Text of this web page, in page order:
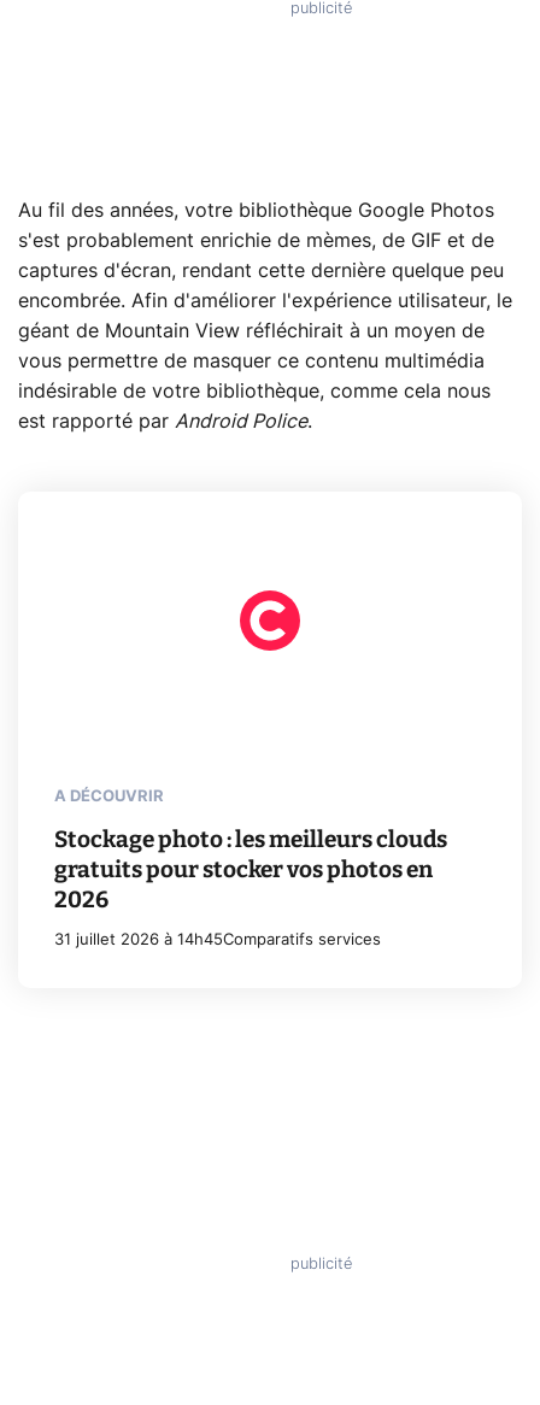
Au fil des années, votre bibliothèque Google Photos
s'est probablement enrichie de mèmes, de GIF et de
captures d'écran, rendant cette dernière quelque peu
encombrée. Afin d'améliorer l'expérience utilisateur, le
géant de Mountain View réfléchirait à un moyen de
vous permettre de masquer ce contenu multimédia
indésirable de votre bibliothèque, comme cela nous
est rapporté par Android Police.
A DÉCOUVRIR
Stockage photo : les meilleurs clouds
gratuits pour stocker vos photos en
2026
31 juillet 2026 à 14h45Comparatifs services